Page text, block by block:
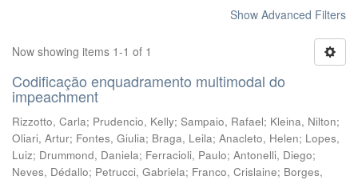
Show Advanced Filters
Now showing items 1-1 of 1
Codificação enquadramento multimodal do
impeachment
Rizzotto, Carla; Prudencio, Kelly; Sampaio, Rafael; Kleina, Nilton;
Oliari, Artur; Fontes, Giulia; Braga, Leila; Anacleto, Helen; Lopes,
Luiz; Drummond, Daniela; Ferracioli, Paulo; Antonelli, Diego;
Neves, Dédallo; Petrucci, Gabriela; Franco, Crislaine; Borges,